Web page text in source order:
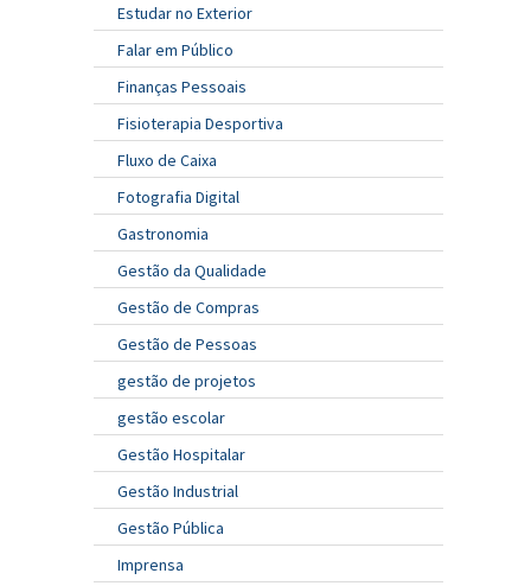
Estudar no Exterior
Falar em Público
Finanças Pessoais
Fisioterapia Desportiva
Fluxo de Caixa
Fotografia Digital
Gastronomia
Gestão da Qualidade
Gestão de Compras
Gestão de Pessoas
gestão de projetos
gestão escolar
Gestão Hospitalar
Gestão Industrial
Gestão Pública
Imprensa